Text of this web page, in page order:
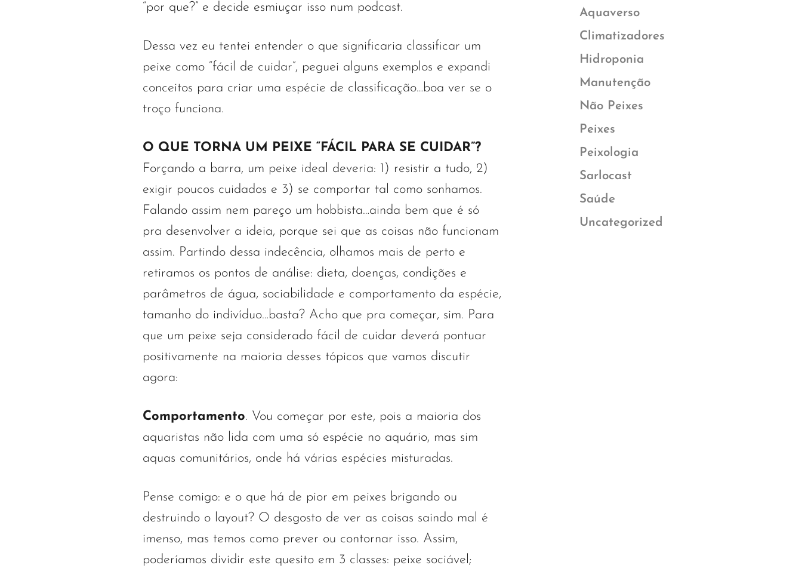
“por que?” e decide esmiuçar isso num podcast.
Dessa vez eu tentei entender o que significaria classificar um
peixe como “fácil de cuidar”, peguei alguns exemplos e expandi
conceitos para criar uma espécie de classificação…boa ver se o
troço funciona.
O QUE TORNA UM PEIXE “FÁCIL PARA SE CUIDAR”?
Forçando a barra, um peixe ideal deveria: 1) resistir a tudo, 2)
exigir poucos cuidados e 3) se comportar tal como sonhamos.
Falando assim nem pareço um hobbista…ainda bem que é só
pra desenvolver a ideia, porque sei que as coisas não funcionam
assim. Partindo dessa indecência, olhamos mais de perto e
retiramos os pontos de análise: dieta, doenças, condições e
parâmetros de água, sociabilidade e comportamento da espécie,
tamanho do indivíduo…basta? Acho que pra começar, sim. Para
que um peixe seja considerado fácil de cuidar deverá pontuar
positivamente na maioria desses tópicos que vamos discutir
agora:
Comportamento. Vou começar por este, pois a maioria dos
aquaristas não lida com uma só espécie no aquário, mas sim
aquas comunitários, onde há várias espécies misturadas.
Pense comigo: e o que há de pior em peixes brigando ou
destruindo o layout? O desgosto de ver as coisas saindo mal é
imenso, mas temos como prever ou contornar isso. Assim,
poderíamos dividir este quesito em 3 classes: peixe sociável;
Aquaverso
Climatizadores
Hidroponia
Manutenção
Não Peixes
Peixes
Peixologia
Sarlocast
Saúde
Uncategorized